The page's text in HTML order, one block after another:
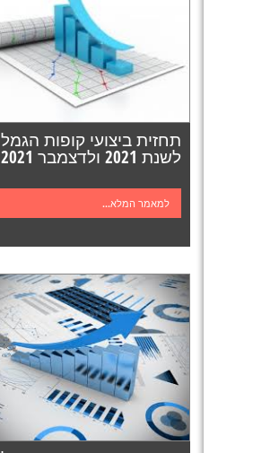
תחזית ביצועי קופות הגמל
לשנת 2021 ולדצמבר 2021
למאמר המלא...